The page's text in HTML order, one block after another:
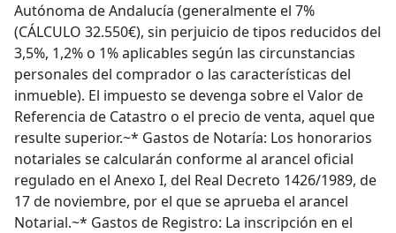
Autónoma de Andalucía (generalmente el 7%
(CÁLCULO 32.550€), sin perjuicio de tipos reducidos del
3,5%, 1,2% o 1% aplicables según las circunstancias
personales del comprador o las características del
inmueble). El impuesto se devenga sobre el Valor de
Referencia de Catastro o el precio de venta, aquel que
resulte superior.~* Gastos de Notaría: Los honorarios
notariales se calcularán conforme al arancel oficial
regulado en el Anexo I, del Real Decreto 1426/1989, de
17 de noviembre, por el que se aprueba el arancel
Notarial.~* Gastos de Registro: La inscripción en el